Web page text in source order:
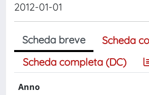
2012-01-01
Scheda breve
Scheda
Scheda completa (DC)
Anno